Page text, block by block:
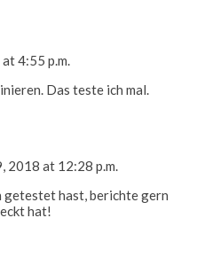
4:55 p.m.
Das teste ich mal.
2018 at 12:28 p.m.
getestet hast, berichte gern
hat!